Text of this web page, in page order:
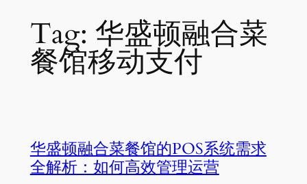
Tag: 华盛顿融合菜
餐馆移动支付
华盛顿融合菜餐馆的POS系统需求
全解析：如何高效管理运营